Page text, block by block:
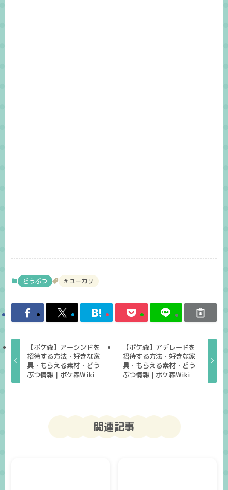
どうぶつ ユーカリ
【ポケ森】アーシンドを
招待する方法・好きな家
具・もらえる素材・どう
ぶつ情報｜ポケ森Wiki
【ポケ森】アデレードを
招待する方法・好きな家
具・もらえる素材・どう
ぶつ情報｜ポケ森Wiki
関連記事